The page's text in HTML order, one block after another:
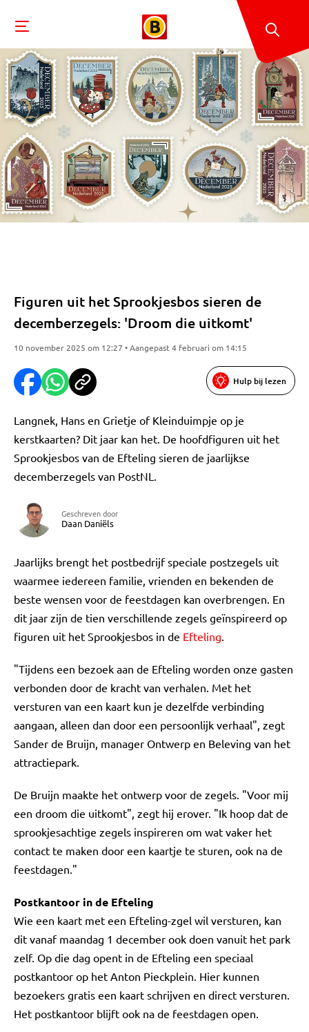
Figuren uit het Sprookjesbos sieren de
decemberzegels: 'Droom die uitkomt'
10 november 2025 om 12:27 • Aangepast 4 februari om 14:15
Hulp bij lezen
Langnek, Hans en Grietje of Kleinduimpje op je
kerstkaarten? Dit jaar kan het. De hoofdfiguren uit het
Sprookjesbos van de Efteling sieren de jaarlijkse
decemberzegels van PostNL.
Geschreven door
Daan Daniëls
Jaarlijks brengt het postbedrijf speciale postzegels uit
waarmee iedereen familie, vrienden en bekenden de
beste wensen voor de feestdagen kan overbrengen. En
dit jaar zijn de tien verschillende zegels geïnspireerd op
figuren uit het Sprookjesbos in de Efteling.
"Tijdens een bezoek aan de Efteling worden onze gasten
verbonden door de kracht van verhalen. Met het
versturen van een kaart kun je dezelfde verbinding
aangaan, alleen dan door een persoonlijk verhaal", zegt
Sander de Bruijn, manager Ontwerp en Beleving van het
attractiepark.
De Bruijn maakte het ontwerp voor de zegels. "Voor mij
een droom die uitkomt", zegt hij erover. "Ik hoop dat de
sprookjesachtige zegels inspireren om wat vaker het
contact te maken door een kaartje te sturen, ook na de
feestdagen."
Postkantoor in de Efteling
Wie een kaart met een Efteling-zgel wil versturen, kan
dit vanaf maandag 1 december ook doen vanuit het park
zelf. Op die dag opent in de Efteling een speciaal
postkantoor op het Anton Pieckplein. Hier kunnen
bezoekers gratis een kaart schrijven en direct versturen.
Het postkantoor blijft ook na de feestdagen open.